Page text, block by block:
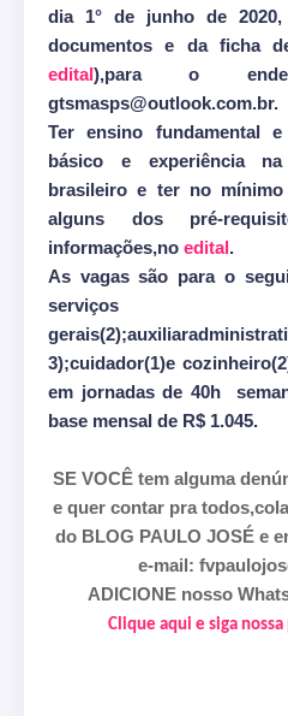
dia 1° de junho de
documentos e da ficha
edital),para o
gtsmasps@outlook.com.br.
Ter ensino fundamental
básico e experiência
brasileiro e ter no
alguns dos pré-
informações,no edital.
As vagas são para o
serviços
3);cuidador(1)e
em jornadas de 40h
base mensal de R$ 1.045.
SE VOCÊ tem alguma
e quer contar pra
do BLOG PAULO JOSÉ e
e-mail:
ADICIONE nosso
Clique aqui e siga